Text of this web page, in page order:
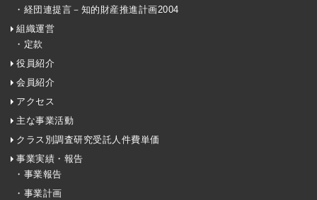
・経団連提言－知的財産推進計画2004
組織運営
・定款
役員紹介
会員紹介
アクセス
主な事業活動
クラス別調査研究受託人件費単価
事業実績・報告
・事業報告
・事業計画